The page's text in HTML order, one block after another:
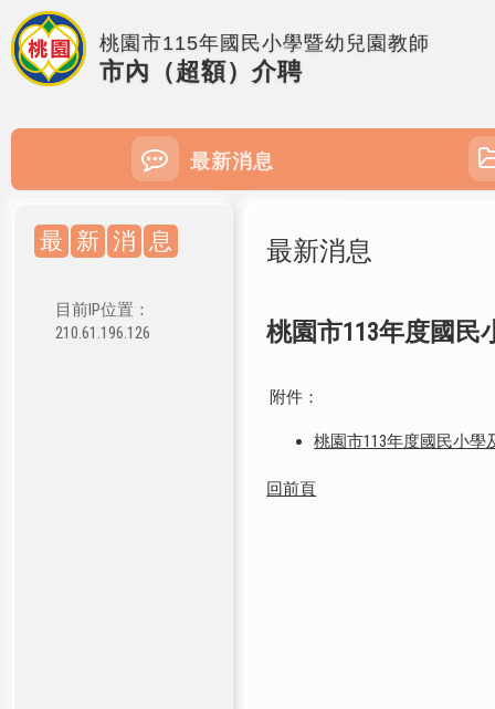
桃園市115年國民小學暨幼兒園教師
市內（超額）介聘
最新消息
最 新 消 息
目前IP位置：
210.61.196.126
最新消息
桃園市113年度國民
附件：
桃園市113年度國民小
回前頁